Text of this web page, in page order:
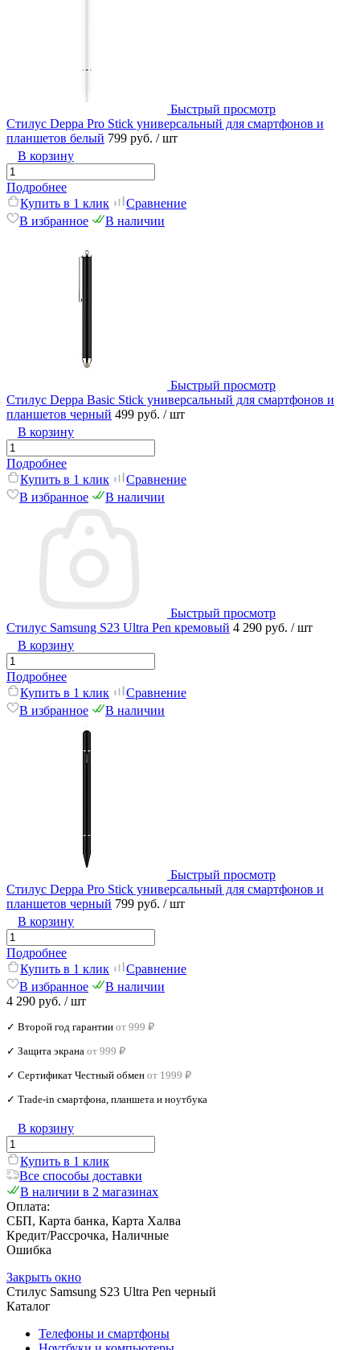
Быстрый просмотр
Стилус Deppa Pro Stick универсальный для смартфонов и
планшетов белый 799 руб. / шт
В корзину
Подробнее
Купить в 1 клик
Сравнение
В избранное
В наличии
Быстрый просмотр
Стилус Deppa Basic Stick универсальный для смартфонов и
планшетов черный 499 руб. / шт
В корзину
Подробнее
Купить в 1 клик
Сравнение
В избранное
В наличии
Быстрый просмотр
Стилус Samsung S23 Ultra Pen кремовый 4 290 руб. / шт
В корзину
Подробнее
Купить в 1 клик
Сравнение
В избранное
В наличии
Быстрый просмотр
Стилус Deppa Pro Stick универсальный для смартфонов и
планшетов черный 799 руб. / шт
В корзину
Подробнее
Купить в 1 клик
Сравнение
В избранное
В наличии
4 290 руб. / шт
✓ Второй год гарантии от 999 ₽
✓ Защита экрана от 999 ₽
✓ Сертификат Честный обмен от 1999 ₽
✓ Trade‑in смартфона, планшета и ноутбука
В корзину
Купить в 1 клик
Все способы доставки
В наличии в 2 магазинах
Оплата:
СБП, Карта банка, Карта Халва
Кредит/Рассрочка, Наличные
Ошибка
Закрыть окно
Стилус Samsung S23 Ultra Pen черный
Каталог
Телефоны и смартфоны